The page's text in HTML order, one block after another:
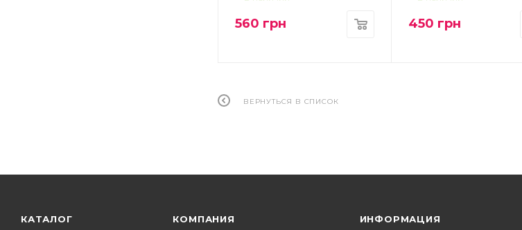
560 грн 450 грн
ВЕРНУТЬСЯ В СПИСОК
КАТАЛОГ КОМПАНИЯ ИНФОРМАЦИЯ